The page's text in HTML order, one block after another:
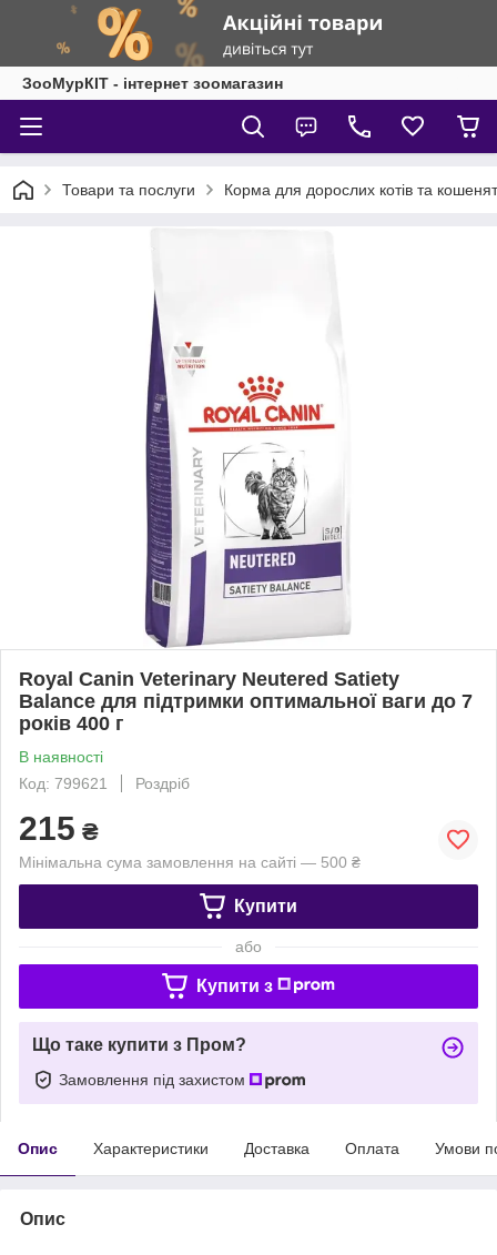
ЗооМурКІТ - інтернет зоомагазин
Товари та послуги Корма для дорослих котів та кошенят
Royal Canin Veterinary Neutered Satiety
Balance для підтримки оптимальної ваги до 7
років 400 г
В наявності
Код: 799621
Роздріб
215 ₴
Мінімальна сума замовлення на сайті — 500 ₴
Купити
або
Купити з
Що таке купити з Пром?
Замовлення під захистом
Опис Характеристики Доставка Оплата Умови
Опис